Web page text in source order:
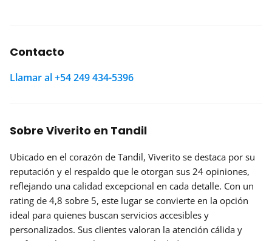
Contacto
Llamar al +54 249 434-5396
Sobre Viverito en Tandil
Ubicado en el corazón de Tandil, Viverito se destaca por su
reputación y el respaldo que le otorgan sus 24 opiniones,
reflejando una calidad excepcional en cada detalle. Con un
rating de 4,8 sobre 5, este lugar se convierte en la opción
ideal para quienes buscan servicios accesibles y
personalizados. Sus clientes valoran la atención cálida y